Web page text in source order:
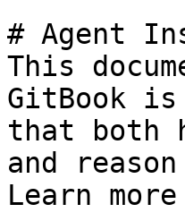
# Agent
This
GitBook
that both
and
Learn